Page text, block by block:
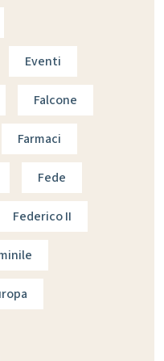
Eventi
Falcone
Farmaci
Fede
Federico II